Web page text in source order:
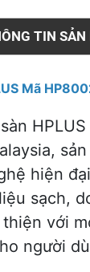
TIN SẢN
Mã
hiện
sạch,
với
người